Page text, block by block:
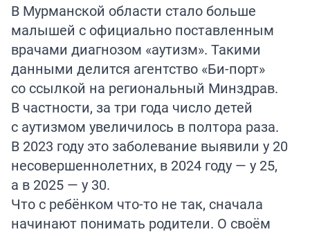
В Мурманской области стало больше
малышей с официально поставленным
врачами диагнозом «аутизм». Такими
данными делится агентство «Би-порт»
со ссылкой на региональный Минздрав.
В частности, за три года число детей
с аутизмом увеличилось в полтора раза.
В 2023 году это заболевание выявили у 20
несовершеннолетних, в 2024 году — у 25,
а в 2025 — у 30.
Что с ребёнком что-то не так, сначала
начинают понимать родители. О своём